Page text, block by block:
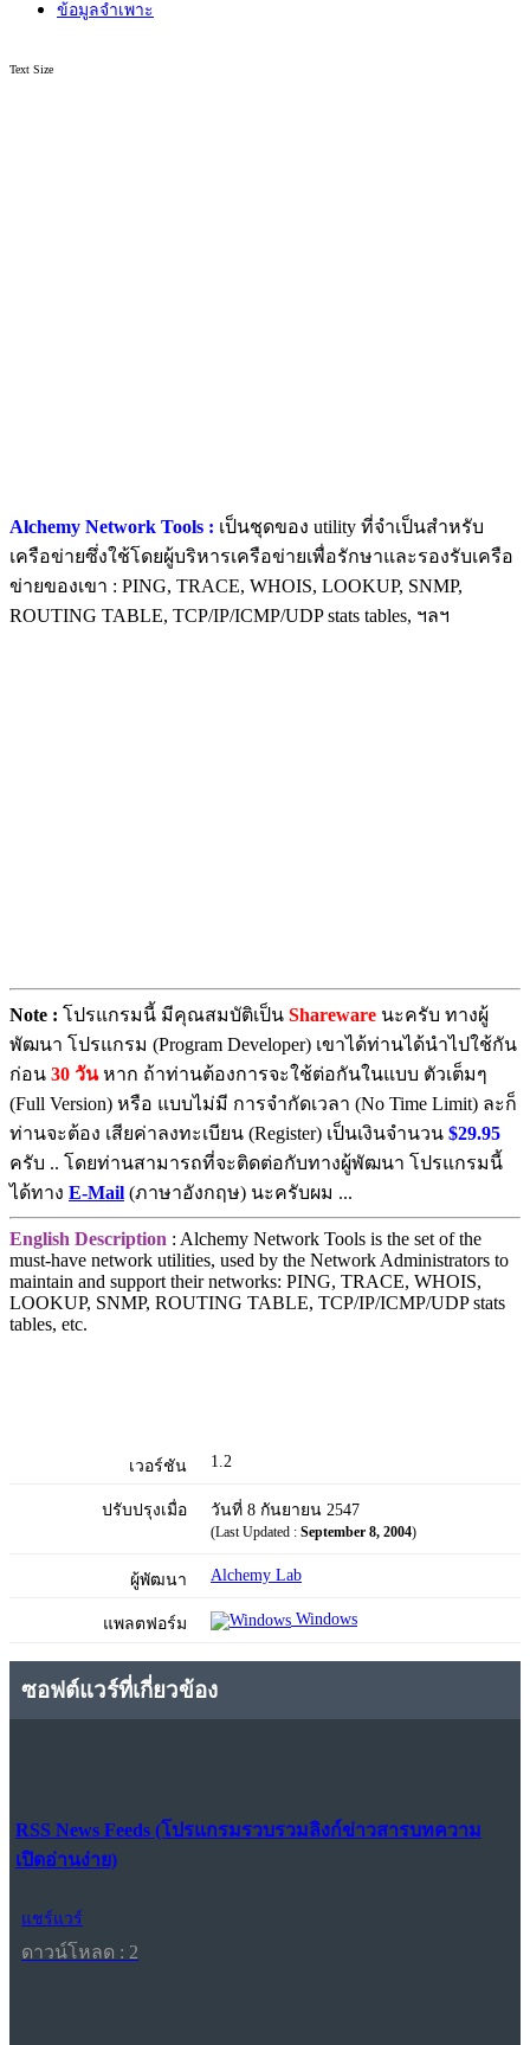
ข้อมูลจำเพาะ
Text Size
Alchemy Network Tools : เป็นชุดของ utility ที่จำเป็นสำหรับ
เครือข่ายซึ่งใช้โดยผู้บริหารเครือข่ายเพื่อรักษาและรองรับเครือ
ข่ายของเขา : PING, TRACE, WHOIS, LOOKUP, SNMP,
ROUTING TABLE, TCP/IP/ICMP/UDP stats tables, ฯลฯ
Note : โปรแกรมนี้ มีคุณสมบัติเป็น Shareware นะครับ ทางผู้
พัฒนา โปรแกรม (Program Developer) เขาได้ท่านได้นำไปใช้กัน
ก่อน 30 วันหาก ถ้าท่านต้องการจะใช้ต่อกันในแบบ ตัวเต็มๆ
(Full Version) หรือ แบบไม่มี การจำกัดเวลา (No Time Limit) ละก็
ท่านจะต้อง เสียค่าลงทะเบียน (Register) เป็นเงินจำนวน $29.95
ครับ .. โดยท่านสามารถที่จะติดต่อกับทางผู้พัฒนา โปรแกรมนี้
ได้ทาง E-Mail (ภาษาอังกฤษ) นะครับผม ...
English Description : Alchemy Network Tools is the set of the
must-have network utilities, used by the Network Administrators to
maintain and support their networks: PING, TRACE, WHOIS,
LOOKUP, SNMP, ROUTING TABLE, TCP/IP/ICMP/UDP stats
tables, etc.
เวอร์ชัน 1.2
ปรับปรุงเมื่อ วันที่ 8 กันยายน 2547
(Last Updated : September 8, 2004)
ผู้พัฒนา Alchemy Lab
แพลตฟอร์ม Windows
ซอฟต์แวร์ที่เกี่ยวข้อง
RSS News Feeds (โปรแกรมรวบรวมลิงก์ข่าวสารบทความ
เปิดอ่านง่าย)
แชร์แวร์
ดาวน์โหลด : 2